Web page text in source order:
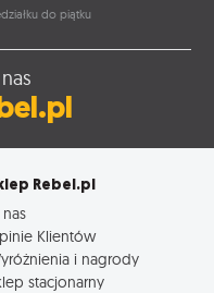
do piątku
Rebel.pl
Klientów
i nagrody
stacjonarny